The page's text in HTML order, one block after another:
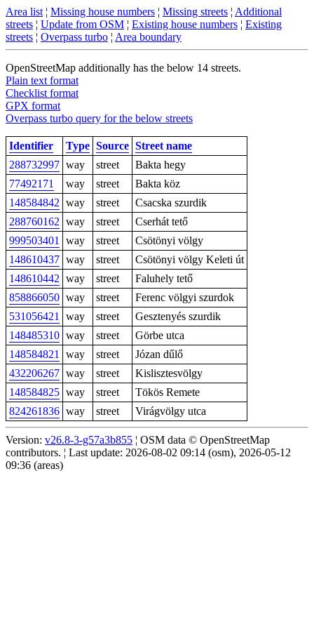
Area list ¦ Missing house numbers ¦ Missing streets ¦ Additional
streets ¦ Update from OSM ¦ Existing house numbers ¦ Existing
streets ¦ Overpass turbo ¦ Area boundary
OpenStreetMap additionally has the below 14 streets.
Plain text format
Checklist format
GPX format
Overpass turbo query for the below streets
Identifier Type Source Street name
288732997 way street
Bakta hegy
77492171
way street
Bakta köz
148584842 way street
Csacska szurdik
288760162 way street
Cserhát tető
999503401
way street
Csötönyi völgy
148610437 way street
Csötönyi völgy Keleti út
148610442 way street
Faluhely tető
858866050 way street
Ferenc völgyi szurdok
531056421
way street
Gesztenyés szurdik
148485310 way street
Görbe utca
148584821
way street
Józan dűlő
432206267 way street
Kislisztesvölgy
148584825 way street
Tökös Remete
824261836 way street Virágvölgy utca
Version: v26.8-3-g57a3b855 ¦ OSM data © OpenStreetMap
contributors. ¦ Last update: 2026-08-02 09:14 (osm), 2026-05-12
09:36 (areas)